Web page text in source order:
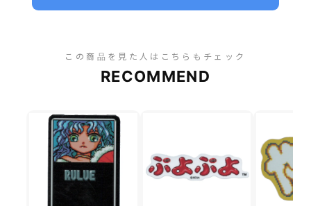
この商品を見た人はこちらもチェック
RECOMMEND